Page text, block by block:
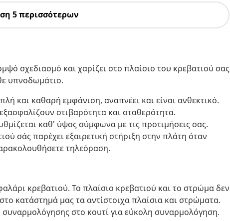
5 περισσότερων
σχεδιασμό και χαρίζει στο πλαίσιο του κρεβατιού σας
υπνοδωμάτιο.
και καθαρή εμφάνιση, αναπνέει και είναι ανθεκτικό.
στιβαρότητα και σταθερότητα.
καθ' ύψος σύμφωνα με τις προτιμήσεις σας.
σάς παρέχει εξαιρετική στήριξη στην πλάτη όταν
τηλεόραση.
κρεβατιού. Το πλαίσιο κρεβατιού και το στρώμα δεν
κατάστημά μας τα αντίστοιχα πλαίσια και στρώματα.
συναρμολόγησης στο κουτί για εύκολη συναρμολόγηση.